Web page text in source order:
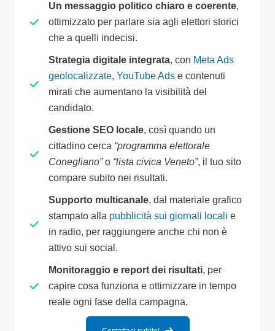
Un messaggio politico chiaro e coerente,
ottimizzato per parlare sia agli elettori storici
che a quelli indecisi.
Strategia digitale integrata, con Meta Ads
geolocalizzate, YouTube Ads e contenuti
mirati che aumentano la visibilità del
candidato.
Gestione SEO locale, così quando un
cittadino cerca “programma elettorale
Conegliano”o “lista civica Veneto”, il tuo sito
compare subito nei risultati.
Supporto multicanale, dal materiale grafico
stampato alla pubblicità sui giornali locali e
in radio, per raggiungere anche chi non è
attivo sui social.
Monitoraggio e report dei risultati, per
capire cosa funziona e ottimizzare in tempo
reale ogni fase della campagna.